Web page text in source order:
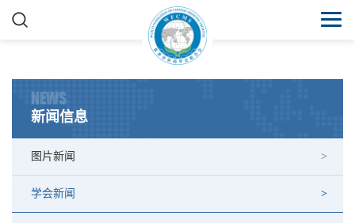
NEWS
新闻信息
图片新闻
学会新闻